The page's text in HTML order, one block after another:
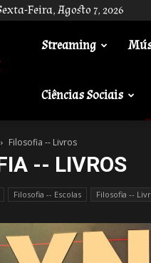
Feira, Agosto 7, 2026
Streaming
Ciências Sociais
Filosofia -- Livros
-- LIVROS
Filosofia -- Escolas Filosofia --